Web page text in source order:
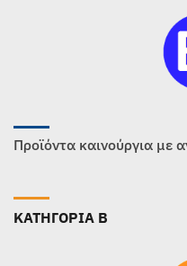
Προϊόντα καινούργια με
ΚΑΤΗΓΟΡΙΑ B